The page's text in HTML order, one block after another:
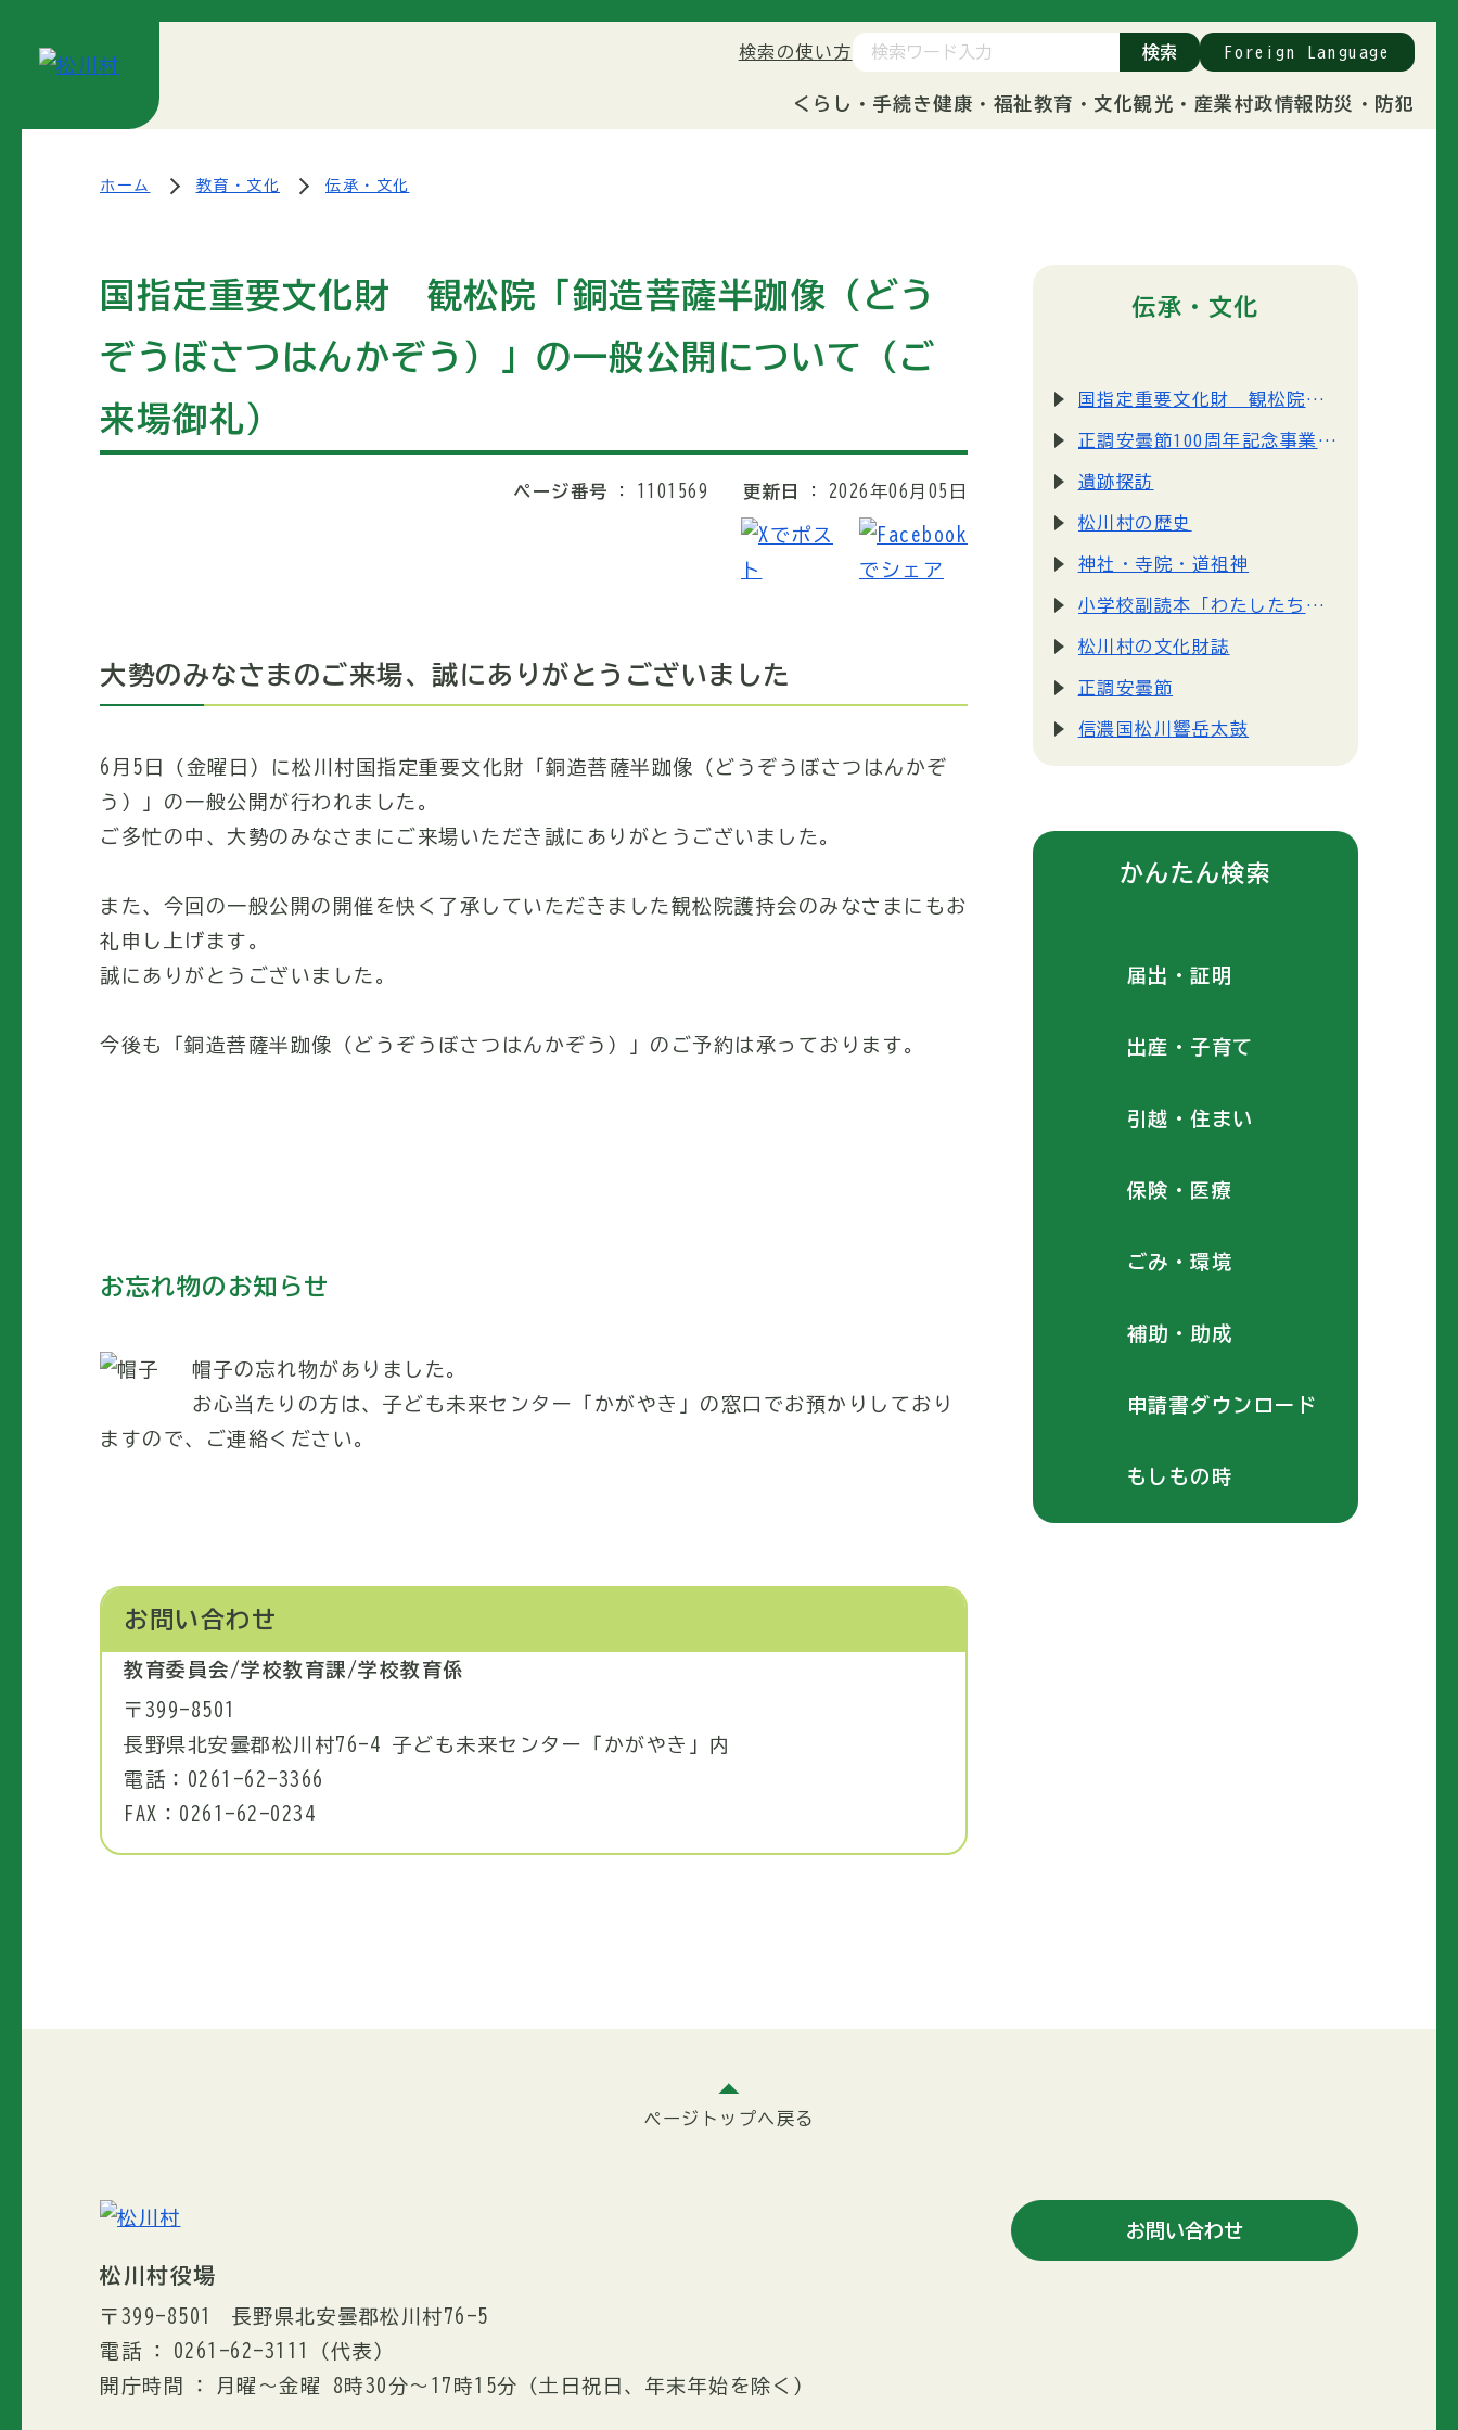
くらし・手続き健康・福祉教育・文化観光・産業村政情報 防災・防犯
検索の使い方 検索 Foreign Language
ホーム 教育・文化 伝承・文化
国指定重要文化財 観松院「銅造菩薩半跏像（どう
ぞうぼさつはんかぞう）」の一般公開について（ご
来場御礼）
ページ番号 1101569 更新日 2026年06月05日
大勢のみなさまのご来場、誠にありがとうございました
6月5日（金曜日）に松川村国指定重要文化財「銅造菩薩半跏像（どうぞうぼさつはんかぞ
う）」の一般公開が行われました。
ご多忙の中、大勢のみなさまにご来場いただき誠にありがとうございました。
また、今回の一般公開の開催を快く了承していただきました観松院護持会のみなさまにもお
礼申し上げます。
誠にありがとうございました。
今後も「銅造菩薩半跏像（どうぞうぼさつはんかぞう）」のご予約は承っております。
お忘れ物のお知らせ
帽子の忘れ物がありました。
お心当たりの方は、子ども未来センター「かがやき」の窓口でお預かりしており
ますので、ご連絡ください。
お問い合わせ
教育委員会/学校教育課/学校教育係
〒399-8501
長野県北安曇郡松川村76-4 子ども未来センター「かがやき」内
電話：0261-62-3366
FAX：0261-62-0234
伝承・文化
国指定重要文化財 観松院「銅造菩薩半跏像」拝観料の改定のお知らせ
正調安曇節100周年記念事業「正調安曇節作詞募集」結果発表
遺跡探訪
松川村の歴史
神社・寺院・道祖神
小学校副読本「わたしたちの松川村」デジタルブックを掲載します（令和4年3月発刊）
松川村の文化財誌
正調安曇節
信濃国松川響岳太鼓
かんたん検索
届出・証明
出産・子育て
引越・住まい
保険・医療
ごみ・環境
補助・助成
申請書ダウンロード
もしもの時
ページトップへ戻る
松川村役場
〒399-8501
長野県北安曇郡松川村76-5
電話
0261-62-3111
（代表）
開庁時間
月曜～金曜 8時30分〜17時15分（土日祝日、年末年始を除く）
お問い合わせ